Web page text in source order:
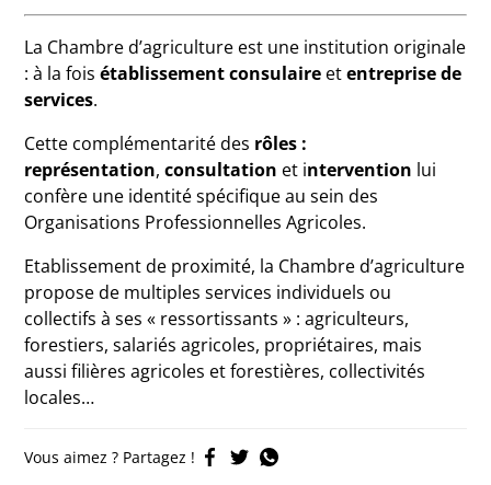
La Chambre d’agriculture est une institution originale
: à la fois établissement consulaire et entreprise de
services.
Cette complémentarité des rôles :
représentation, consultation et intervention lui
confère une identité spécifique au sein des
Organisations Professionnelles Agricoles.
Etablissement de proximité, la Chambre d’agriculture
propose de multiples services individuels ou
collectifs à ses « ressortissants » : agriculteurs,
forestiers, salariés agricoles, propriétaires, mais
aussi filières agricoles et forestières, collectivités
locales…
Vous aimez ? Partagez !